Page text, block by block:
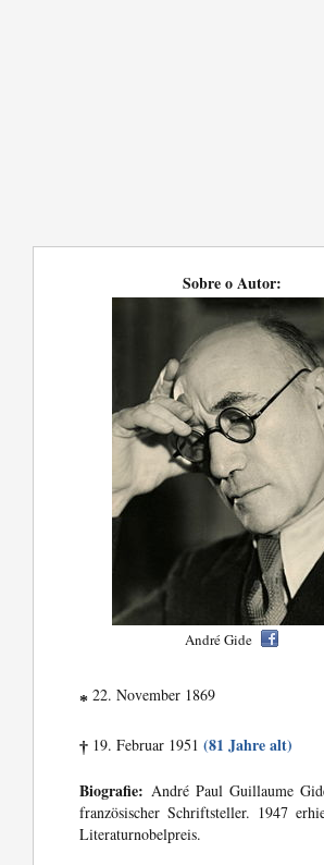
Sobre o Autor:
André Gide
* 22. November 1869
† 19. Februar 1951(81 Jahre alt)
Biografie: André Paul Guillaume
französischer Schriftsteller. 1947
Literaturnobelpreis.